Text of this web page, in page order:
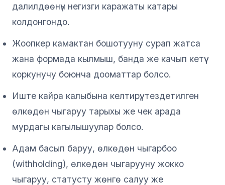
далилдөөнүн негизги каражаты катары
колдонгондо.
Жоопкер камактан бошотууну сурап жатса
жана формада кылмыш, банда же качып кетүү
коркунучу боюнча дооматтар болсо.
Иште кайра калыбына келтирүү, тездетилген
өлкөдөн чыгаруу тарыхы же чек арада
мурдагы кагылышуулар болсо.
Адам басып баруу, өлкөдөн чыгарбоо
(withholding), өлкөдөн чыгарууну жокко
чыгаруу, статусту жөнгө салуу же